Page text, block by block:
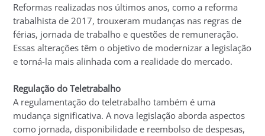
Reformas realizadas nos últimos anos, como a reforma
trabalhista de 2017, trouxeram mudanças nas regras de
férias, jornada de trabalho e questões de remuneração.
Essas alterações têm o objetivo de modernizar a legislação
e torná-la mais alinhada com a realidade do mercado.
Regulação do Teletrabalho
A regulamentação do teletrabalho também é uma
mudança significativa. A nova legislação aborda aspectos
como jornada, disponibilidade e reembolso de despesas,